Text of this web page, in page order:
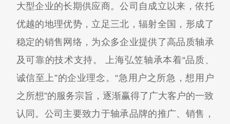
大型企业的长期供应商。公司自成立以来，依托
优越的地理优势，立足三北，辐射全国，形成了
稳定的销售网络，为众多企业提供了高品质轴承
及可靠的技术支持。 上海弘笠轴承本着“品质、
诚信至上”的企业理念。“急用户之所急，想用户
之所想”的服务宗旨，逐渐赢得了广大客户的一致
认同。公司主要致力于轴承品牌的推广、销售，